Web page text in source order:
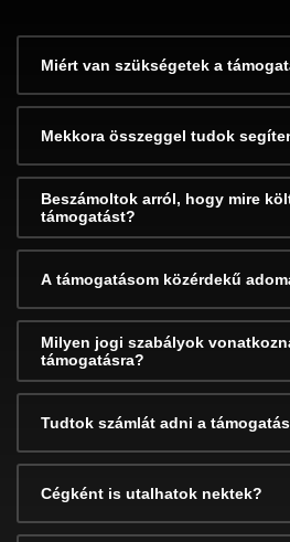
Miért van szükségetek a
Mekkora összeggel tudok
Beszámoltok arról, hogy mire
támogatást?
A támogatásom közérdekű
Milyen jogi szabályok
támogatásra?
Tudtok számlát adni a
Cégként is utalhatok nektek?